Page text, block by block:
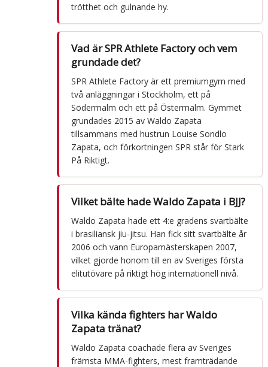
trötthet och gulnande hy.
Vad är SPR Athlete Factory och vem
grundade det?
SPR Athlete Factory är ett premiumgym med
två anläggningar i Stockholm, ett på
Södermalm och ett på Östermalm. Gymmet
grundades 2015 av Waldo Zapata
tillsammans med hustrun Louise Sondlo
Zapata, och förkortningen SPR står för Stark
På Riktigt.
Vilket bälte hade Waldo Zapata i BJJ?
Waldo Zapata hade ett 4:e gradens svartbälte
i brasiliansk jiu-jitsu. Han fick sitt svartbälte år
2006 och vann Europamästerskapen 2007,
vilket gjorde honom till en av Sveriges första
elitutövare på riktigt hög internationell nivå.
Vilka kända fighters har Waldo
Zapata tränat?
Waldo Zapata coachade flera av Sveriges
främsta MMA-fighters, mest framträdande